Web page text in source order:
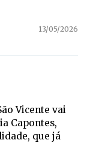
13/05/2026
Vicente vai
Capontes,
que já